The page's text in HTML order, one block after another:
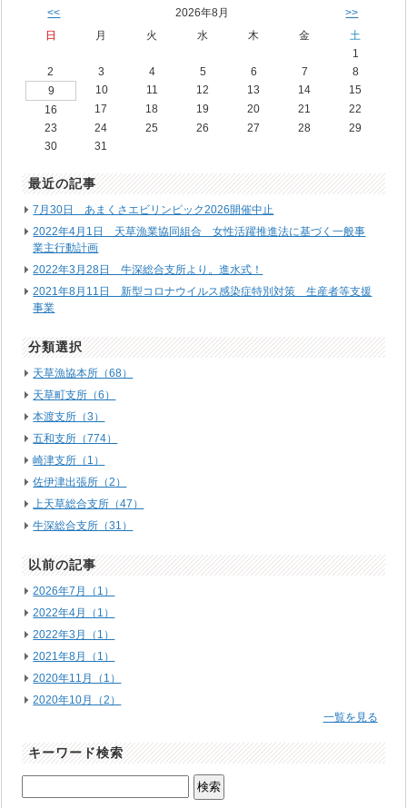
<< 2026年8月 >>
日 月 火 水 木 金
土
1
2
3 4 5 6 7
8
9
10 11 12 13 14
15
16
17 18 19 20 21
22
23
24 25 26 27 28
29
30
31
最近の記事
7月30日 あまくさエビリンピック2026開催中止
2022年4月1日 天草漁業協同組合 女性活躍推進法に基づく一般事
業主行動計画
2022年3月28日 牛深総合支所より。進水式！
2021年8月11日 新型コロナウイルス感染症特別対策 生産者等支援
事業
分類選択
天草漁協本所（68）
天草町支所（6）
本渡支所（3）
五和支所（774）
崎津支所（1）
佐伊津出張所（2）
上天草総合支所（47）
牛深総合支所（31）
以前の記事
2026年7月（1）
2022年4月（1）
2022年3月（1）
2021年8月（1）
2020年11月（1）
2020年10月（2）
一覧を見る
キーワード検索